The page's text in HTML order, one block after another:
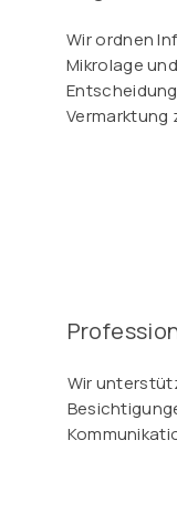
Wir ordnen
Mikrolage
Vermarktung
Wir